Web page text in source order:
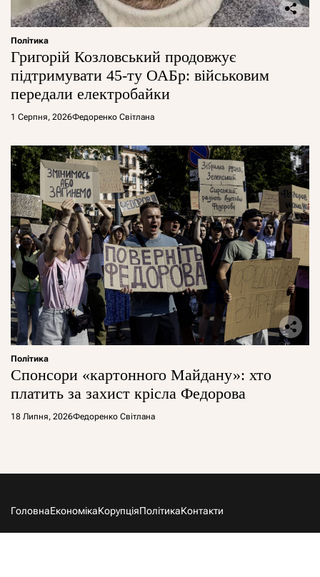
Політика
Григорій Козловський продовжує
підтримувати 45-ту ОАБр: військовим
передали електробайки
1 Серпня, 2026Федоренко Світлана
Політика
Спонсори «картонного Майдану»: хто
платить за захист крісла Федорова
18 Липня, 2026Федоренко Світлана
ГоловнаЕкономікаКорупціяПолітикаКонтакти